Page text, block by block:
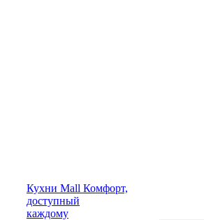
Кухни Mall Комфорт,
доступный
каждому